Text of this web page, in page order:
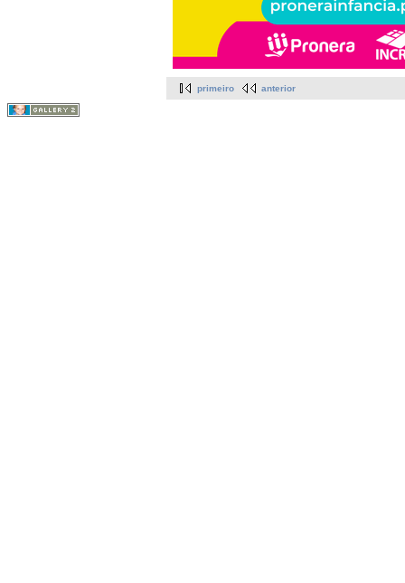
primeiro anterior